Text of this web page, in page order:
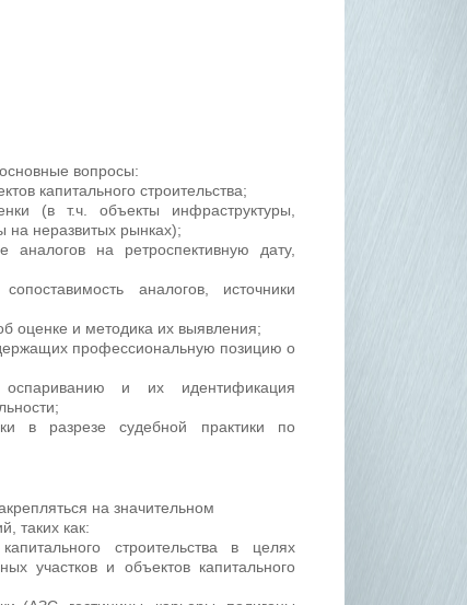
вопросы:
капитального строительства;
(в т.ч. объекты инфраструктуры,
на неразвитых рынках);
на ретроспективную дату,
аналогов, источники
оценке и методика их выявления;
профессиональную позицию о
и их идентификация
в разрезе судебной практики по
на значительном
таких как:
строительства в целях
участков и объектов капитального